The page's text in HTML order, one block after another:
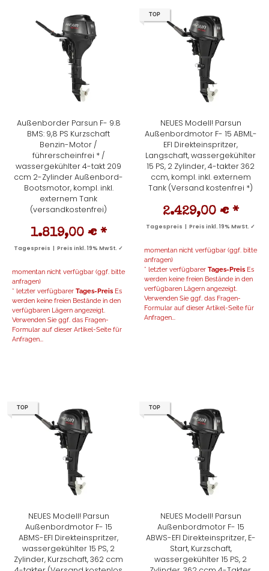
Außenborder Parsun F- 9.8
BMS: 9,8 PS Kurzschaft
Benzin-Motor /
führerscheinfrei * /
wassergekühlter 4-takt 209
ccm 2-Zylinder Außenbord-
Bootsmotor, kompl. inkl.
externem Tank
(versandkostenfrei)
1.819,00 € *
Tagespreis | Preis inkl. 19% MwSt. ✓
momentan nicht verfügbar (ggf. bitte
anfragen)
* letzter verfügbarer Tages-Preis Es
werden keine freien Bestände in den
verfügbaren Lägern angezeigt.
Verwenden Sie ggf. das Fragen-
Formular auf dieser Artikel-Seite für
Anfragen...
TOP
NEUES Modell! Parsun
Außenbordmotor F- 15 ABML-
EFI Direkteinspritzer,
Langschaft, wassergekühlter
15 PS, 2 Zylinder, 4-takter 362
ccm, kompl. inkl. externem
Tank (Versand kostenfrei *)
2.429,00 € *
Tagespreis | Preis inkl. 19% MwSt. ✓
momentan nicht verfügbar (ggf. bitte
anfragen)
* letzter verfügbarer Tages-Preis Es
werden keine freien Bestände in den
verfügbaren Lägern angezeigt.
Verwenden Sie ggf. das Fragen-
Formular auf dieser Artikel-Seite für
Anfragen...
TOP
NEUES Modell! Parsun
Außenbordmotor F- 15
ABMS-EFI Direkteinspritzer,
wassergekühlter 15 PS, 2
Zylinder, Kurzschaft, 362 ccm
TOP
NEUES Modell! Parsun
Außenbordmotor F- 15
ABWS-EFI Direkteinspritzer, E-
Start, Kurzschaft,
wassergekühlter 15 PS, 2